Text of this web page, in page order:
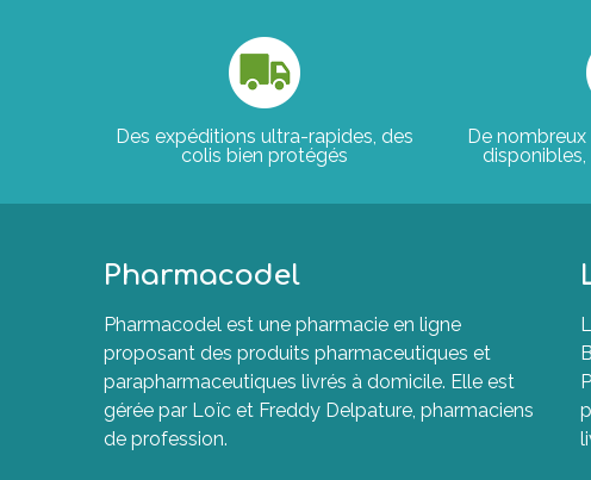
Des expéditions ultra-rapides, des
colis bien protégés
De
Pharmacodel
Pharmacodel est une pharmacie en ligne
proposant des produits pharmaceutiques et
parapharmaceutiques livrés à domicile. Elle est
gérée par Loïc et Freddy Delpature, pharmaciens
de profession.